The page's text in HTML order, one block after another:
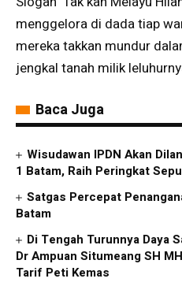
menggelora di dada tiap
mereka takkan mundur
jengkal tanah milik
Baca Juga
Wisudawan IPDN Akan
1 Batam, Raih Peringkat
Satgas Percepat
Batam
Di Tengah Turunnya Daya
Dr Ampuan Situmeang SH
Tarif Peti Kemas